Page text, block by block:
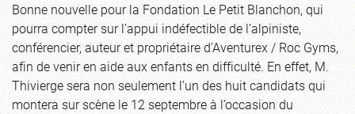
Bonne nouvelle pour la Fondation Le Petit Blanchon, qui
pourra compter sur l’appui indéfectible de l’alpiniste,
conférencier, auteur et propriétaire d’Aventurex / Roc Gyms,
afin de venir en aide aux enfants en difficulté. En effet, M.
Thivierge sera non seulement l’un des huit candidats qui
montera sur scène le 12 septembre à l’occasion du